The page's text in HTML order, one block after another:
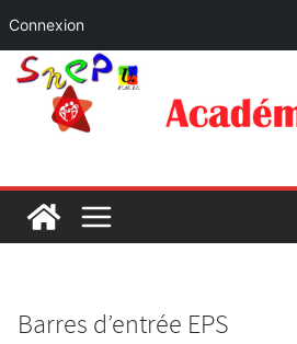
Connexion
Barres d’entrée EPS